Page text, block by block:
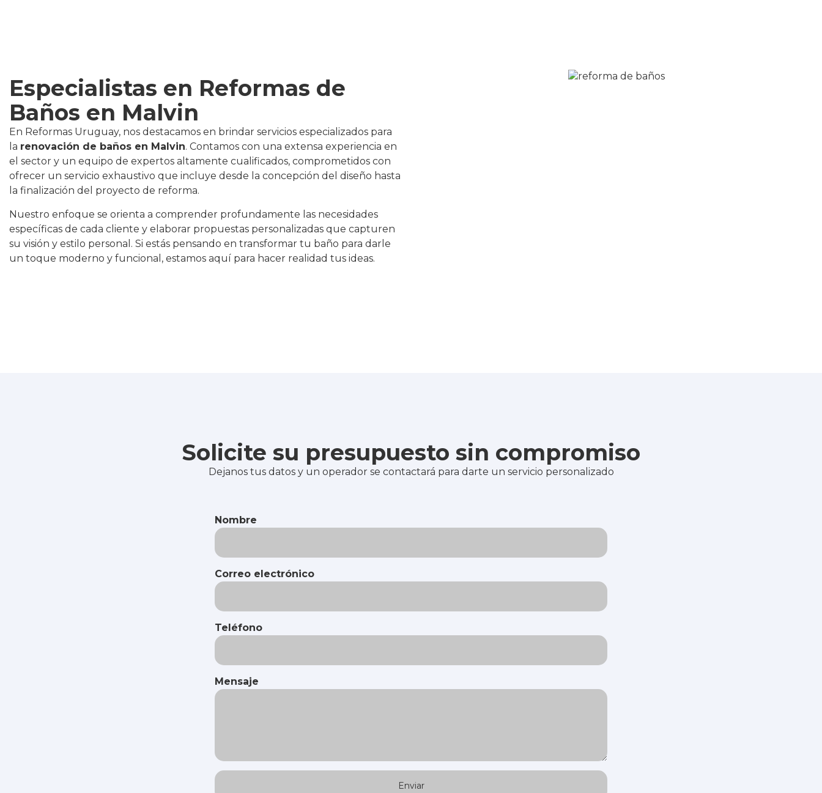
Especialistas en Reformas de
Baños en Malvin
En Reformas Uruguay, nos destacamos en brindar servicios especializados para
la renovación de baños en Malvin. Contamos con una extensa experiencia en
el sector y un equipo de expertos altamente cualificados, comprometidos con
ofrecer un servicio exhaustivo que incluye desde la concepción del diseño hasta
la finalización del proyecto de reforma.
Nuestro enfoque se orienta a comprender profundamente las necesidades
específicas de cada cliente y elaborar propuestas personalizadas que capturen
su visión y estilo personal. Si estás pensando en transformar tu baño para darle
un toque moderno y funcional, estamos aquí para hacer realidad tus ideas.
Solicite su presupuesto sin compromiso
Dejanos tus datos y un operador se contactará para darte un servicio personalizado
Nombre
Correo electrónico
Teléfono
Mensaje